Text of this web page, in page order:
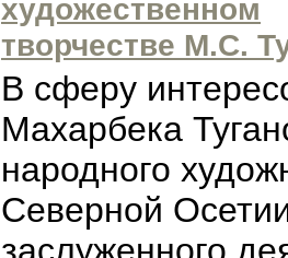
художественном
творчестве М.С.
В cферу
Махарбека
народного
Северной